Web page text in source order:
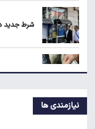
شرط جدید
شرط جدید
حداقل
سقوط تولید
نیازمندی ها